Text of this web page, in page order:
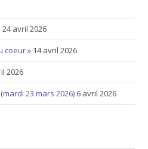
24 avril 2026
coeur » 14 avril 2026
2026
23 mars 2026) 6 avril 2026